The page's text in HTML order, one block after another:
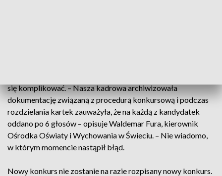
się komplikować. – Nasza kadrowa archiwizowała
dokumentację związaną z procedurą konkursową i podczas
rozdzielania kartek zauważyła, że na każdą z kandydatek
oddano po 6 głosów – opisuje Waldemar Fura, kierownik
Ośrodka Oświaty i Wychowania w Świeciu. – Nie wiadomo,
w którym momencie nastąpił błąd.
Nowy konkurs nie zostanie na razie rozpisany nowy konkurs.